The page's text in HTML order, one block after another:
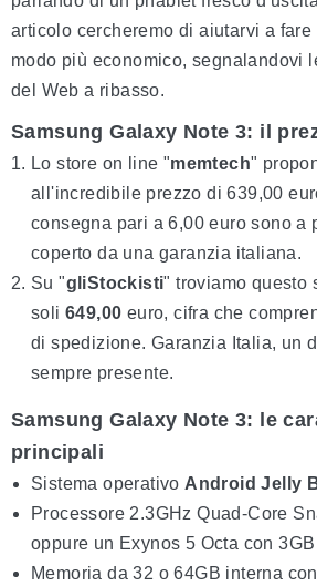
articolo cercheremo di aiutarvi a fare
modo più economico, segnalandovi
del Web a ribasso.
Samsung Galaxy Note 3: il
Lo store on line "memtech"
all'incredibile prezzo di 639,00
consegna pari a 6,00 euro sono a
coperto da una garanzia italiana.
Su "gliStockisti" troviamo questo
soli 649,00 euro, cifra che
di spedizione. Garanzia Italia, un
sempre presente.
Samsung Galaxy Note 3: le
principali
Sistema operativo Android Jelly
Processore 2.3GHz Quad-Core
oppure un Exynos 5 Octa con
Memoria da 32 o 64GB interna